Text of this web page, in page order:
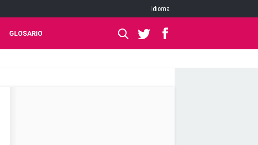
Idioma
GLOSARIO